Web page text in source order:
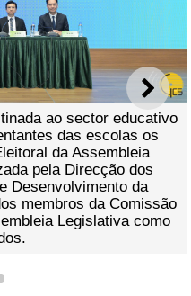
ao sector educativo
das escolas os
da Assembleia
pela Direcção dos
da
da Comissão
Legislativa como
3